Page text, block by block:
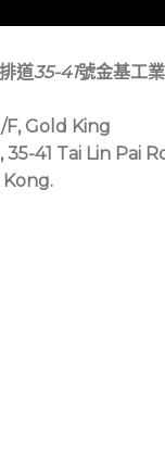
道35-41號金基工
F, Gold King
41 Tai Lin Pai